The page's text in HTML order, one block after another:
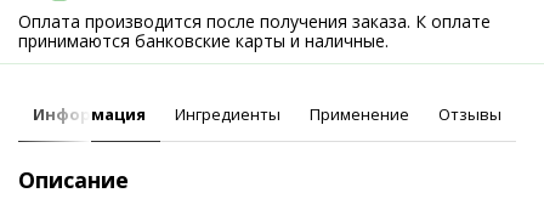
Оплата производится после получения заказа. К оплате
принимаются банковские карты и наличные.
Информация Ингредиенты Применение Отзывы
Описание